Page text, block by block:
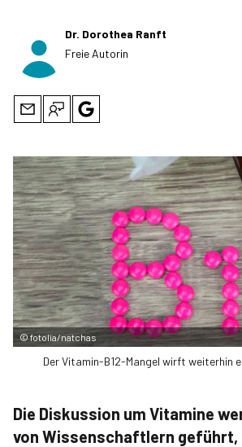
Dr. Dorothea Ranft
Freie Autorin
©fotolia/natchas
Der Vitamin-B12-Mangel wirft weiterhin
Die Diskussion um Vitamine
von Wissenschaftlern geführt,